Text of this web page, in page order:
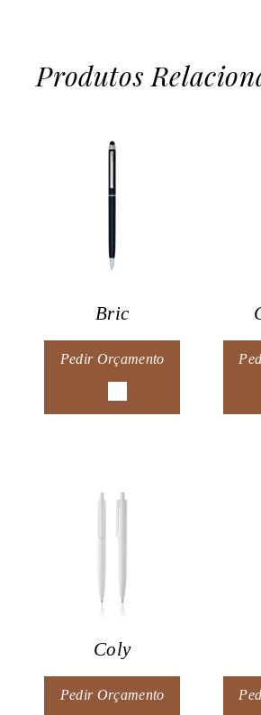
Produtos
Bric
Pedir Orçamento
Coly
Pedir Orçamento